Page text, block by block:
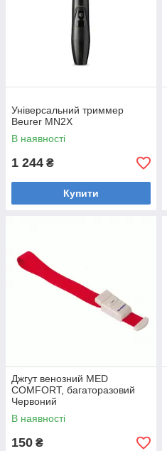
Універсальний триммер
Beurer MN2X
В наявності
1 244 ₴
Купити
Джгут венозний MED
COMFORT, багаторазовий
Червоний
В наявності
150 ₴